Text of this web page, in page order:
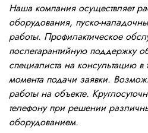
Наша компания осуществляет
оборудования, пуско-
работы. Профилактическое
послегарантийную поддержку
специалиста на консультацию в
момента подачи заявки.
работы на объекте.
телефону при решении
оборудованием.